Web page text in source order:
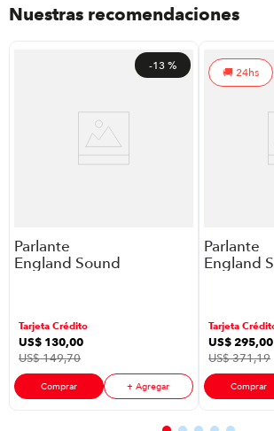
Nuestras recomendaciones
-13 %
Parlante
England Sound
micrófono
incluido,
modelo ES-
EPIC RM 15
Tarjeta Crédito
US$ 130,00
US$149,70
Comprar + Agregar
24hs
Parlante
England
RGB y
Bluetooth,
modelo
PATRIOT
Tarjeta
US$295,00
US$371,19
Comprar